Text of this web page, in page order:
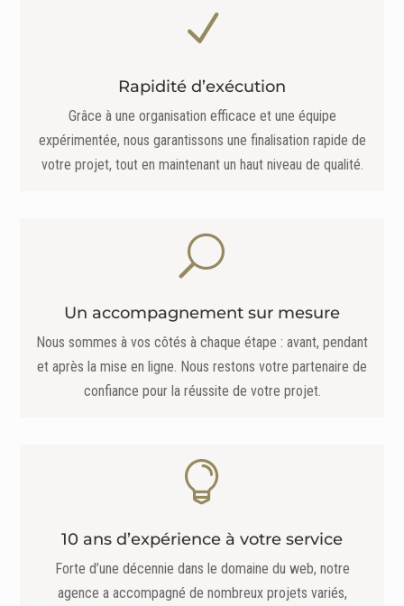
N
Rapidité d’exécution
Grâce à une organisation efficace et une équipe
expérimentée, nous garantissons une finalisation rapide de
votre projet, tout en maintenant un haut niveau de qualité.
U
Un accompagnement sur mesure
Nous sommes à vos côtés à chaque étape : avant, pendant
et après la mise en ligne. Nous restons votre partenaire de
confiance pour la réussite de votre projet.

10 ans d’expérience à votre service
Forte d’une décennie dans le domaine du web, notre
agence a accompagné de nombreux projets variés,